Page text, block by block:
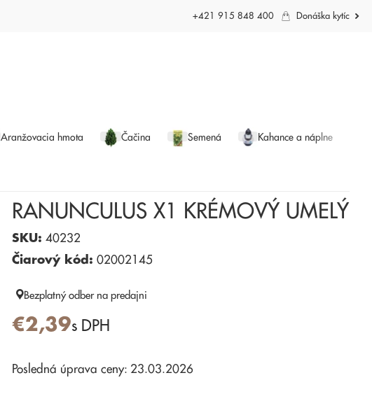
+421 915 848 400 Donáška kytíc
Aranžovacia hmota Čačina Semená Kahance a náplne
RANUNCULUS X1 KRÉMOVÝ UMELÝ
SKU: 40232
Čiarový kód: 02002145
Bezplatný odber na predajni
€2,39s DPH
Posledná úprava ceny: 23.03.2026